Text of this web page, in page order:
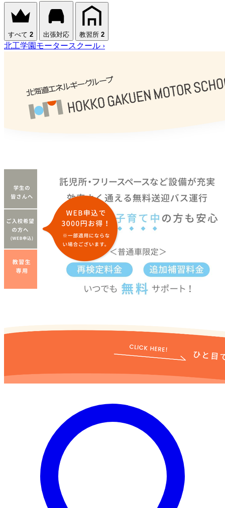
すべて 2 出張対応 教習所 2
北工学園モータースクール ›